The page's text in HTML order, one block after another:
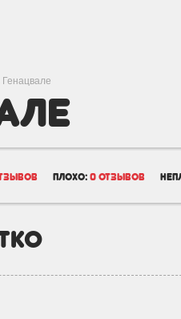
Генацвале
плохо: 0 отзывов